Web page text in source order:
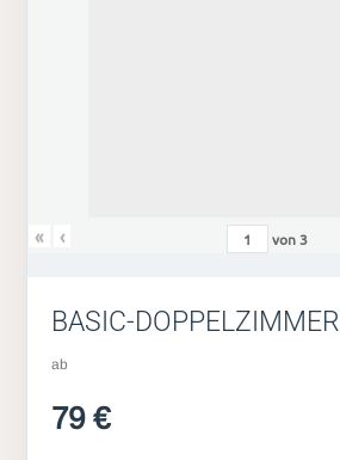
« ‹ von3
BASIC-DOPPELZIMMER
ab
79 €